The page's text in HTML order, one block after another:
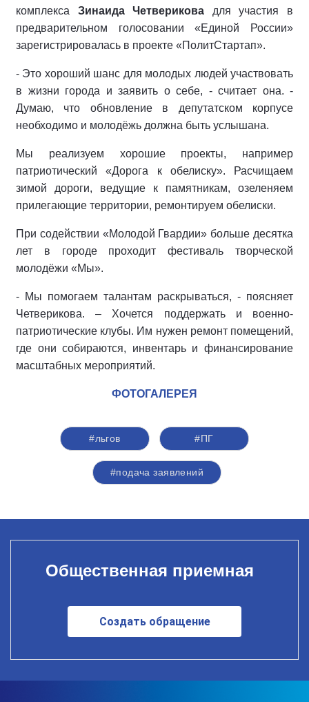
комплекса Зинаида Четверикова для участия в
предварительном голосовании «Единой России»
зарегистрировалась в проекте «ПолитСтартап».
- Это хороший шанс для молодых людей участвовать
в жизни города и заявить о себе, - считает она. -
Думаю, что обновление в депутатском корпусе
необходимо и молодёжь должна быть услышана.
Мы реализуем хорошие проекты, например
патриотический «Дорога к обелиску». Расчищаем
зимой дороги, ведущие к памятникам, озеленяем
прилегающие территории, ремонтируем обелиски.
При содействии «Молодой Гвардии» больше десятка
лет в городе проходит фестиваль творческой
молодёжи «Мы».
- Мы помогаем талантам раскрываться, - поясняет
Четверикова. – Хочется поддержать и военно-
патриотические клубы. Им нужен ремонт помещений,
где они собираются, инвентарь и финансирование
масштабных мероприятий.
ФОТОГАЛЕРЕЯ
#льгов #ПГ
#подача заявлений
Общественная приемная
Создать обращение